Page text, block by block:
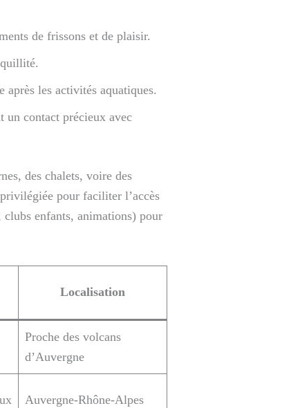
de frissons et de plaisir.
après les activités aquatiques.
un contact précieux avec
des chalets, voire des
pour faciliter l’accès
enfants, animations) pour
Localisation
Proche des volcans
d’Auvergne
Auvergne-Rhône-Alpes